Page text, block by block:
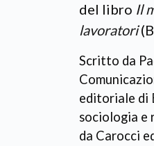
del libro Il
lavoratori
Scritto da
editoriale di
sociologia e
da Carocci